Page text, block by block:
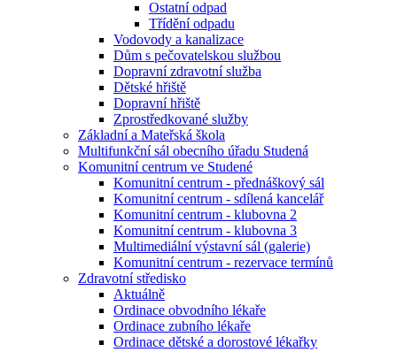
Ostatní odpad
Třídění odpadu
Vodovody a kanalizace
Dům s pečovatelskou službou
Dopravní zdravotní služba
Dětské hřiště
Dopravní hřiště
Zprostředkované služby
Základní a Mateřská škola
Multifunkční sál obecního úřadu Studená
Komunitní centrum ve Studené
Komunitní centrum - přednáškový sál
Komunitní centrum - sdílená kancelář
Komunitní centrum - klubovna 2
Komunitní centrum - klubovna 3
Multimediální výstavní sál (galerie)
Komunitní centrum - rezervace termínů
Zdravotní středisko
Aktuálně
Ordinace obvodního lékaře
Ordinace zubního lékaře
Ordinace dětské a dorostové lékařky